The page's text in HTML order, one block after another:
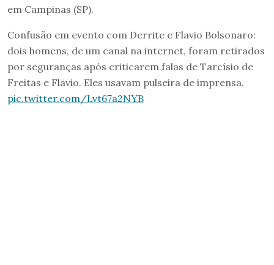
em Campinas (SP).
Confusão em evento com Derrite e Flavio Bolsonaro:
dois homens, de um canal na internet, foram retirados
por seguranças após criticarem falas de Tarcísio de
Freitas e Flavio. Eles usavam pulseira de imprensa.
pic.twitter.com/Lvt67a2NYB